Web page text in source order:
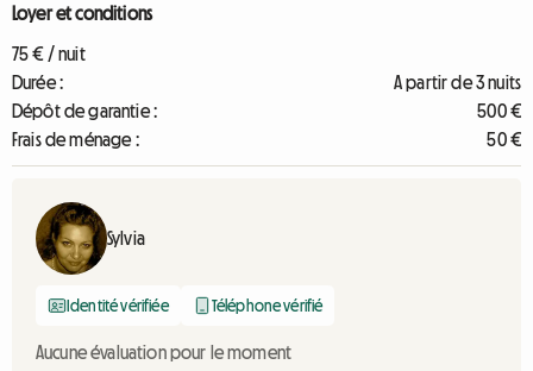
Loyer et conditions
75 € / nuit
Durée :
A partir de 3 nuits
Dépôt de garantie :
500 €
Frais de ménage :
50 €
Sylvia
Identité vérifiée Téléphone vérifié
Aucune évaluation pour le moment